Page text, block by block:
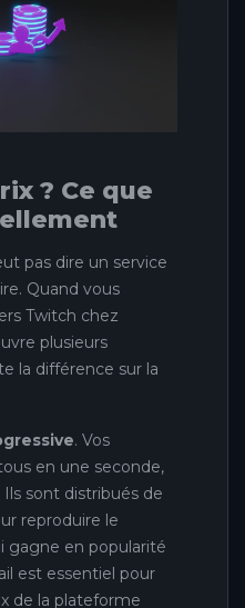
? Ce que
pas dire un service
Quand vous
Twitch chez
plusieurs
la différence sur la
. Vos
en une seconde,
sont distribués de
reproduire le
gagne en popularité
est essentiel pour
de la plateforme